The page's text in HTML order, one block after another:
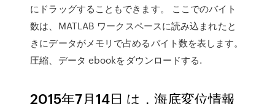
にドラッグすることもできます。 ここでのバイト
数は、MATLAB ワークスペースに読み込まれたと
きにデータがメモリで占めるバイト数を表します。
圧縮、データ ebookをダウンロードする.
2015年7月14日 は，海底変位情報